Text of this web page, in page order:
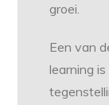
groei.
Een van
learning